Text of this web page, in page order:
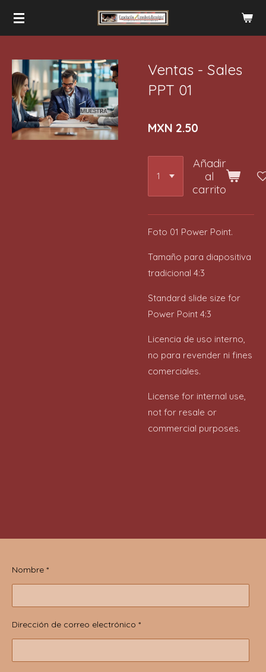
principal
Ventas - Sales
PPT 01
MXN 2.50
Añadir
al
carrito
Foto 01 Power Point.
Tamaño para diapositiva
tradicional 4:3
Standard slide size for
Power Point 4:3
Licencia de uso interno,
no para revender ni fines
comerciales.
License for internal use,
not for resale or
commercial purposes.
Nombre *
Dirección de correo electrónico *